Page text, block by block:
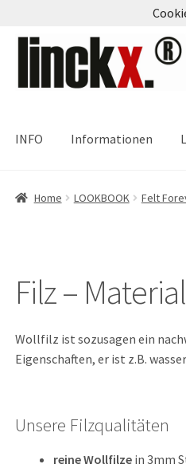
Skip
navigation
Skip
INFO Informationen
Home LOOKBOOK Felt
Filz –
Wollfilz ist sozusagen ein
Eigenschaften, er ist z.B.
Unsere Filzqualitäten
reine Wollfilze in 3mm